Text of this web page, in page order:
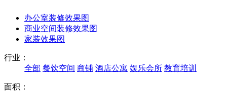
办公室装修效果图
商业空间装修效果图
家装效果图
行业：
全部 餐饮空间 商铺 酒店公寓 娱乐会所 教育培训
面积：